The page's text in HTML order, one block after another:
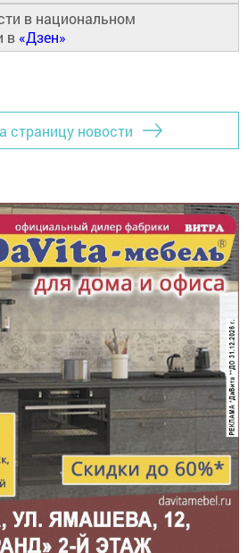
в национальном
в «Дзен»
страницу новости